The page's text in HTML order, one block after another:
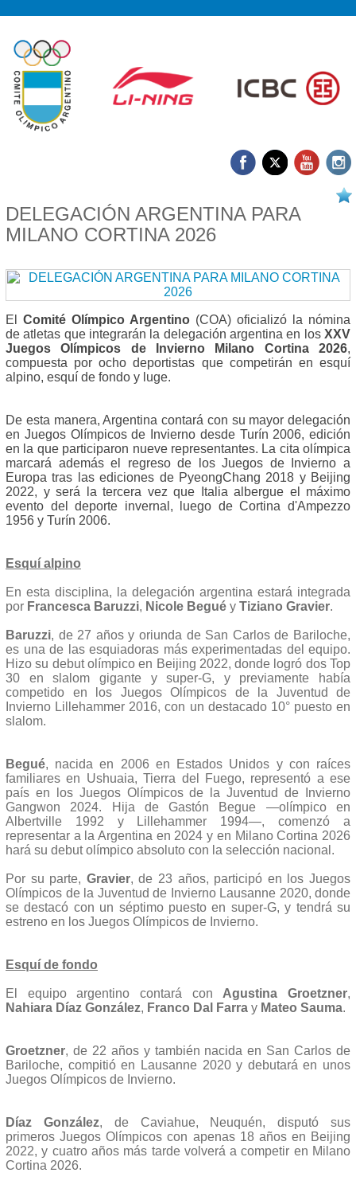
DELEGACIÓN ARGENTINA PARA
MILANO CORTINA 2026
El Comité Olímpico Argentino (COA) oficializó la nómina
de atletas que integrarán la delegación argentina en los XXV
Juegos Olímpicos de Invierno Milano Cortina 2026,
compuesta por ocho deportistas que competirán en esquí
alpino, esquí de fondo y luge.
De esta manera, Argentina contará con su mayor delegación
en Juegos Olímpicos de Invierno desde Turín 2006, edición
en la que participaron nueve representantes. La cita olímpica
marcará además el regreso de los Juegos de Invierno a
Europa tras las ediciones de PyeongChang 2018 y Beijing
2022, y será la tercera vez que Italia albergue el máximo
evento del deporte invernal, luego de Cortina d'Ampezzo
1956 y Turín 2006.
Esquí alpino
En esta disciplina, la delegación argentina estará integrada
por Francesca Baruzzi, Nicole Begué y Tiziano Gravier.
Baruzzi, de 27 años y oriunda de San Carlos de Bariloche,
es una de las esquiadoras más experimentadas del equipo.
Hizo su debut olímpico en Beijing 2022, donde logró dos Top
30 en slalom gigante y super-G, y previamente había
competido en los Juegos Olímpicos de la Juventud de
Invierno Lillehammer 2016, con un destacado 10° puesto en
slalom.
Begué, nacida en 2006 en Estados Unidos y con raíces
familiares en Ushuaia, Tierra del Fuego, representó a ese
país en los Juegos Olímpicos de la Juventud de Invierno
Gangwon 2024. Hija de Gastón Begue —olímpico en
Albertville 1992 y Lillehammer 1994—, comenzó a
representar a la Argentina en 2024 y en Milano Cortina 2026
hará su debut olímpico absoluto con la selección nacional.
Por su parte, Gravier, de 23 años, participó en los Juegos
Olímpicos de la Juventud de Invierno Lausanne 2020, donde
se destacó con un séptimo puesto en super-G, y tendrá su
estreno en los Juegos Olímpicos de Invierno.
Esquí de fondo
El equipo argentino contará con Agustina Groetzner,
Nahiara Díaz González, Franco Dal Farra y Mateo Sauma.
Groetzner, de 22 años y también nacida en San Carlos de
Bariloche, compitió en Lausanne 2020 y debutará en unos
Juegos Olímpicos de Invierno.
Díaz González, de Caviahue, Neuquén, disputó sus
primeros Juegos Olímpicos con apenas 18 años en Beijing
2022, y cuatro años más tarde volverá a competir en Milano
Cortina 2026.